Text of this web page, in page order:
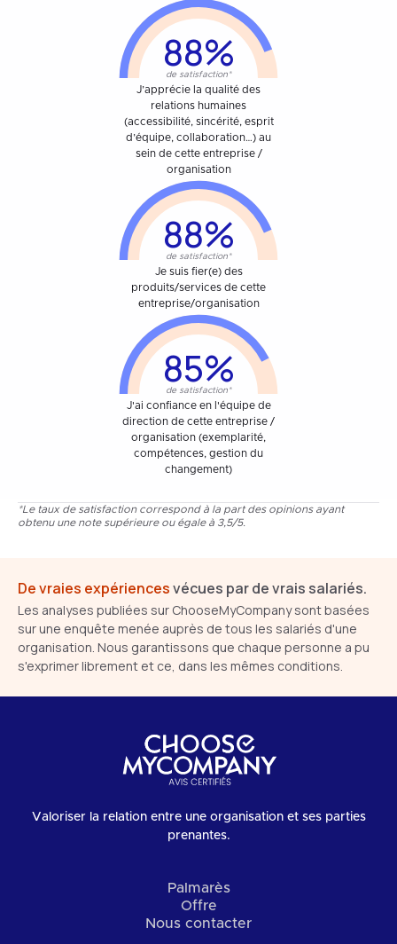
88%
de satisfaction*
J’apprécie la qualité des
relations humaines
(accessibilité, sincérité, esprit
d’équipe, collaboration…) au
sein de cette entreprise /
organisation
88%
de satisfaction*
Je suis fier(e) des
produits/services de cette
entreprise/organisation
85%
de satisfaction*
J'ai confiance en l'équipe de
direction de cette entreprise /
organisation (exemplarité,
compétences, gestion du
changement)
*Le taux de satisfaction correspond à la part des opinions ayant
obtenu une note supérieure ou égale à 3,5/5.
De vraies expériencesvécues par de vrais salariés.
Les analyses publiées sur ChooseMyCompany sont basées
sur une enquête menée auprès de tous les salariés d'une
organisation. Nous garantissons que chaque personne a pu
s'exprimer librement et ce, dans les mêmes conditions.
Valoriser la relation entre une organisation et ses parties
prenantes.
Palmarès
Offre
Nous contacter